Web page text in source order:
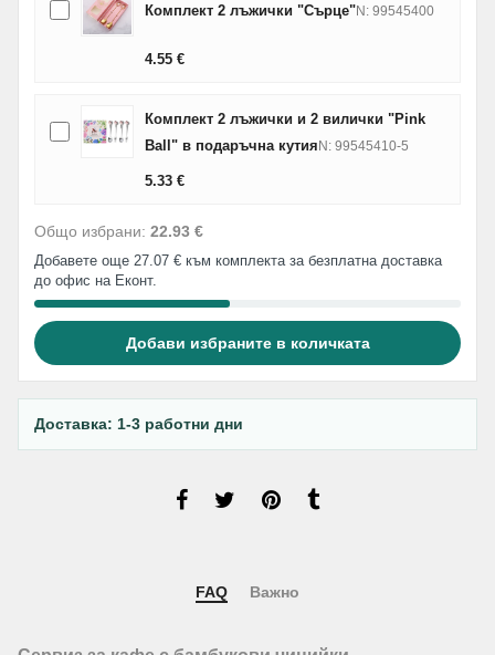
Комплект 2 лъжички "Сърце"N: 99545400
4.55 €
Комплект 2 лъжички и 2 вилички "Pink
Ball" в подаръчна кутияN: 99545410-5
5.33 €
Общо избрани: 22.93 €
Добавете още 27.07 € към комплекта за безплатна доставка
до офис на Еконт.
Добави избраните в количката
Доставка: 1-3 работни дни
FAQ Важно